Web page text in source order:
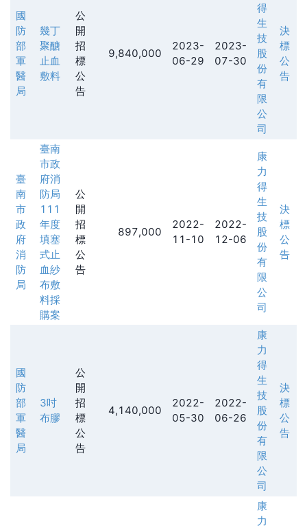
國
防
部
軍
醫
局
幾丁
聚醣
止血
敷料
公
開
招
標
公
告
9,840,000
2023-
06-29
2023-
07-30
得
生
技
股
份
有
限
公
司
決
標
公
告
臺
南
市
政
府
消
防
局
臺南
市政
府消
防局
111
年度
填塞
式止
血紗
布敷
料採
購案
公
開
招
標
公
告
897,000
2022-
11-10
2022-
12-06
康
力
得
生
技
股
份
有
限
公
司
決
標
公
告
國
防
部
軍
醫
局
3吋
布膠
公
開
招
標
公
告
4,140,000
2022-
05-30
2022-
06-26
康
力
得
生
技
股
份
有
限
公
司
決
標
公
告
康
力